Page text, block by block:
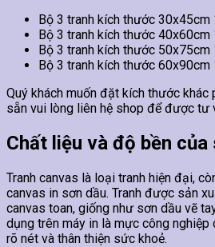
Bộ 3 tranh kích thước 30x45cm
Bộ 3 tranh kích thước 40x60cm
Bộ 3 tranh kích thước 50x75cm
Bộ 3 tranh kích thước 60x90cm
Quý khách muốn đặt kích thước
sẵn vui lòng liên hệ shop để được tư
Chất liệu và độ bền của
Tranh canvas là loại tranh hiện đại,
canvas in sơn dầu. Tranh được sản
canvas toan, giống như sơn dầu vẽ
dụng trên máy in là mực công
rõ nét và thân thiện sức khoẻ.